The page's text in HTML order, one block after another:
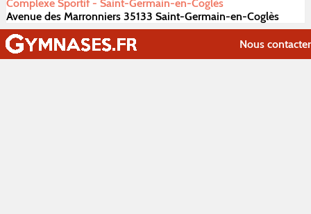
Complexe Sportif - Saint-Germain-en-Coglès
Avenue des Marronniers 35133 Saint-Germain-en-Coglès
Nous contacter